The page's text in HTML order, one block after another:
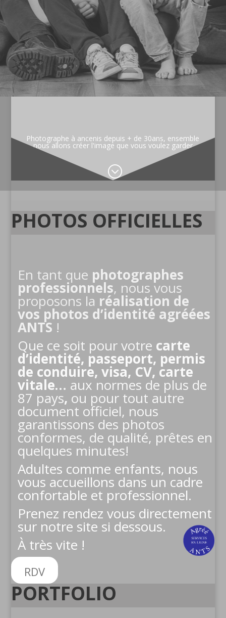
;
Photographe à ancenis depuis + de 30ans, ensemble
nous allons créer l'image que vous voulez garder
PHOTOS OFFICIELLES
En tant que photographes
professionnels, nous vous
proposons la réalisation de
vos photos d’identité agréées
ANTS !
Que ce soit pour votre carte
d’identité, passeport, permis
de conduire, visa, CV, carte
vitale… aux normes de plus de
87 pays, ou pour tout autre
document officiel, nous
garantissons des photos
conformes, de qualité, prêtes en
quelques minutes!
Adultes comme enfants, nous
vous accueillons dans un cadre
confortable et professionnel.
Prenez rendez vous directement
sur notre site si dessous.
À très vite !
RDV
PORTFOLIO